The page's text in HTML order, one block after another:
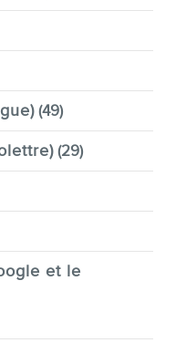
(49)
(29)
et le